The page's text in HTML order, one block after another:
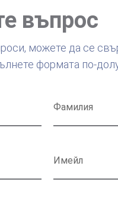
въпрос
можете да се
формата по-
Фамилия
Имейл